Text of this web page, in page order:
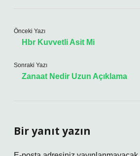
Önceki Yazı
Hbr Kuvvetli Asit Mi
Sonraki Yazı
Zanaat Nedir Uzun Açıklama
Bir yanıt yazın